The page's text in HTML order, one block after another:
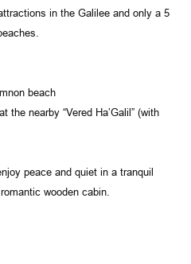
in the Galilee and only a 5
beach
the nearby “Vered Ha’Galil” (with
peace and quiet in a tranquil
wooden cabin.